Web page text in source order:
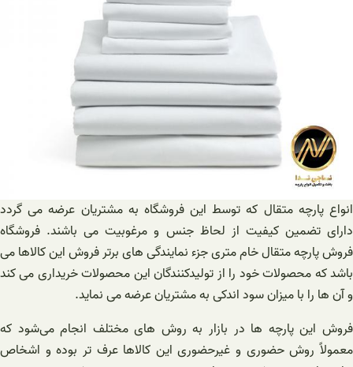
انواع پارچه متقال که توسط این فروشگاه به مشتریان عرضه می گردد
دارای تضمین کیفیت از لحاظ جنس و مرغوبیت می ‌باشند. فروشگاه
فروش پارچه متقال خام متری جزء نمایندگی ‌های برتر فروش این کالاها می
باشد که محصولات خود را از تولیدکنندگان این محصولات خریداری می‌ کند
و آن ها را با میزان سود اندکی به مشتریان عرضه می نماید.
فروش این پارچه ها در بازار به روش ‌های مختلف انجام می‌شود که
معمولاً روش حضوری و غیرحضوری این کالاها عرف تر بوده و اشخاص